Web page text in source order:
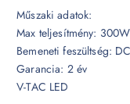
Műszaki adatok:
Max teljesítmény: 300W
Bemeneti feszültség:
Garancia: 2 év
V-TAC LED